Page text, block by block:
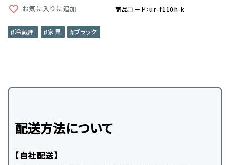
お気に入りに追加 商品コード：ur-f110h-k
冷蔵庫 家具 ブラック
配送方法について
【自社配送】